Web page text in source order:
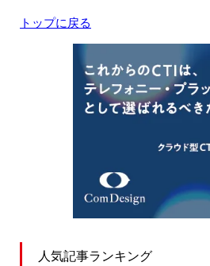
トップに戻る
人気記事ランキング